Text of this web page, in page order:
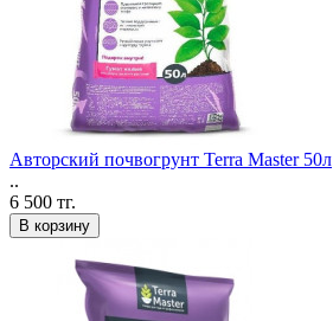
Авторский почвогрунт Terra Master 50л
..
6 500 тг.
В корзину